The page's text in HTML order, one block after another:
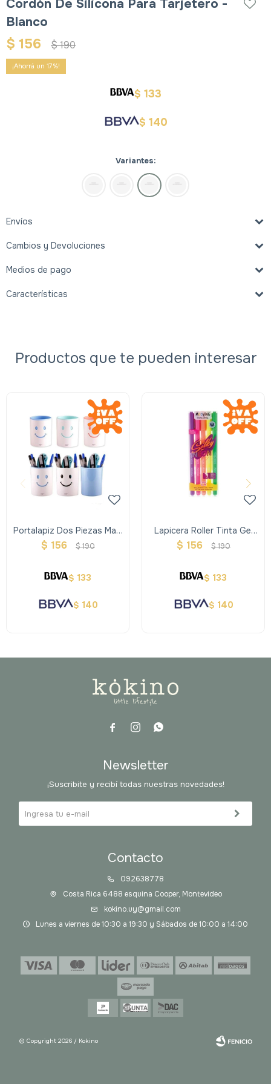
Cordón De Silicona Para Tarjetero -
Blanco
$ 156 $190
17
$ 133
$ 140
Variantes:
Envíos
Cambios y Devoluciones
Medios de pago
Características
Productos que te pueden interesar
Portalapiz Dos Piezas Main
Paper
$ 156 $190
$ 133
$ 140
Lapicera Roller Tinta Gel
Neon X5
$ 156 $190
$ 133
$ 140
  
Contacto
092638778
Costa Rica 6488 esquina Cooper, Montevideo
kokino.uy@gmail.com
Lunes a viernes de 10:30 a 19:30 y Sábados de 10:00 a 14:00
Newsletter
¡Suscribite y recibí todas nuestras novedades!
© Copyright 2026 / Kokino